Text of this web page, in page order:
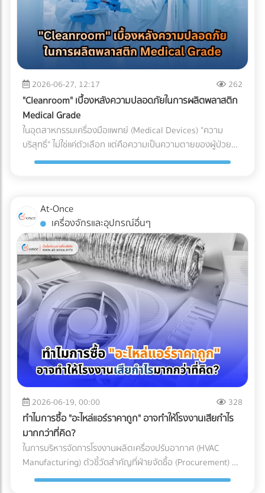
ดีเยี่ยม ป้องกันน้ำซึมผ่านได้ 100% บทสรุป การรีโนเวทดาดฟ้าให้
เป็น Rooftop ที่สวยงามและสร้างกำไรให้ธุรกิจ เป็นไอเดียที่ยอด
เยี่ยม แต่รากฐานที่สำคัญที่สุดของความสวยงามนั้นคือ "ความ
ปลอดภัยและโครงสร้างที่ปกป้องอาคารได้" การให้ความสำคัญกับ
ระบบกันซึม ตั้งแต่ขั้นตอนแรกของการออกแบบ คือการปกป้อง
เงินลงทุนก้อนใหญ่ของคุณ ให้คุณดำเนินธุรกิจได้อย่างสบายใจ
ไม่ต้องหวาดผวาทุกครั้งที่เมฆฝนตั้งเค้ามาอีกต่อไป
Economy) ได้ 100% ตอบโจทย์กฎหมายต่างประเทศได้ทันที 2.
ใช้เทคโนโลยี MDO-PE อัปเกรดความเหนียวและป้องกันรอยเจาะ
ทะลุ เพื่อแก้ปัญหาเรื่องความแข็งแรง โรงงานบรรจุภัณฑ์ยุคใหม่จะ
ใช้เทคโนโลยี MDO (Machine Direction Orientation) ในการยืด
(Puncture Resistance) จากมุมแหลมของอาหารแช่แข็ง เช่น
กระดูกหมู กุ้ง หรือเกล็ดน้ำแข็งได้ดีเทียบเท่าการใช้ไนลอนแบบ
ดั้งเดิม 3. กลยุทธ์ Downgauging (รีดความหนา ลดต้นทุน ลด
คาร์บอน) แนวทางรักษ์โลกที่โรงงานทำได้ทันทีโดยไม่ต้องเสี่ยง
เปลี่ยนวัสดุ คือการลดความหนาของฟิล์ม (Downgauging) การ
ใช้เม็ดพลาสติกเกรดพิเศษช่วยให้โรงงานผลิตฟิล์มที่บางลง (เช่น
ลดจาก 100 ไมครอน เหลือ 80 ไมครอน) แต่ยังคงความเหนียว
คาร์บอนในการส่งออกได้อย่างเห็นผล เปรียบเทียบวัสดุบรรจุ
ภัณฑ์สำหรับโรงงานอาหารแช่แข็ง บทสรุป การเปลี่ยนผ่านสู่บรรจุ
ภัณฑ์รักษ์โลกในสายการผลิตอาหารแช่แข็ง ไม่ใช่เรื่องของการ
หลับตาเลือกวัสดุที่มีป้าย Eco แปะอยู่ แต่เป็นการคำนวณเชิง
วิศวกรรมที่ต้องรักษาสมดุลระหว่าง "การรักษาสิ่งแวดล้อม" และ
"การรักษาคุณภาพอาหาร" การฝืนใช้วัสดุที่ทนความเย็นไม่ได้จน
ทำให้อาหารเสีย เกิดเป็นขยะอาหาร (Food Waste) จะสร้างผล
เสียต่อสิ่งแวดล้อมและต้นทุนของบริษัทมากกว่าตัวพลาสติกเอง
เสียอีก หัวใจสำคัญคือการเลือกพาร์ทเนอร์ด้านบรรจุภัณฑ์ที่
เข้าใจเทคโนโลยี Mono-material เพื่อผลักดันให้ธุรกิจของคุณ
เติบโตได้อย่างยั่งยืน ทั้งในแง่ของผลกำไรและการดูแลโลกใบนี้
การเลือกบรรจุภัณฑ์อาหารแช่แข็งที่ตอบโจทย์ทั้งนโยบาย ESG
และความปลอดภัยทางวิศวกรรม ไม่ใช่เรื่องที่ควรลองผิดลองถูก
คุณต้องการพาร์ทเนอร์ที่มีความเชี่ยวชาญตัวจริง เพื่อมาช่วย
ลดความเสี่ยง ป้องกันสินค้าเสียหาย และควบคุมต้นทุนของ
โรงงาน ไม่ต้องเสียเวลาค้นหาซัพพลายเออร์ทีละเจ้าให้เหนื่อย
เพราะที่ At-Once เราได้รวบรวมรายชื่อบริษัทและโรงงานชั้นนำ
กว่า 1,000 แห่งที่ให้บริการเกี่ยวข้องกับบรรจุภัณฑ์อย่างครบ
วงจรไว้ให้คุณแล้ว คลิกที่นี่!
System Code) คือรหัสตัวเลขสากลที่ใช้แยกประเภทสินค้าทั่วโลก
ซึ่งรหัสนี้จะเป็นตัวกำหนดอัตราภาษีนำเข้า-ส่งออกที่ธุรกิจต้อง
จ่าย การตีความ HS Code ไม่ใช่เรื่องตรงไปตรงมา สินค้าหนึ่งชิ้น
อาจเข้าข่ายพิกัดได้หลายหมวดหมู่ขึ้นอยู่กับวัสดุหรือการใช้งาน
(เช่น ชิ้นส่วนพลาสติกทั่วไป vs. ชิ้นส่วนพลาสติกสำหรับเครื่อง
มือแพทย์) หากระบุพิกัดผิด (สำแดงภาษีต่ำกว่าความเป็นจริง): แม้
จะเกิดจากความไม่รู้ แต่ในมุมของศุลกากรจะถือเป็นการ "หลีก
เลี่ยงภาษี" ธุรกิจอาจโดนกักตู้สินค้า (Customs Hold) โดนยึด
ของ และถูกเรียกเก็บภาษีย้อนหลังพร้อมค่าปรับที่สูงกว่ามูลค่า
สินค้าหลายเท่าตัว ซึ่งศุลกากรมีสิทธิ์ตรวจสอบย้อนหลังได้สูงสุด
ถึง 10 ปี หากระบุพิกัดผิด (สำแดงภาษีสูงเกินจริง): ธุรกิจจะต้อง
จ่ายภาษีแพงกว่าที่ควรจะเป็น ทำให้ต้นทุนสินค้าสูงขึ้นและสูญเสีย
หรือส่งออกไปยังประเทศที่มีข้อตกลงเขตการค้าเสรี (FTA) เช่น
จีน ญี่ปุ่น หรืออาเซียน ธุรกิจสามารถใช้ Certificate of Origin
(C/O) หรือหนังสือรับรองถิ่นกำเนิดสินค้า เพื่อขอลดหย่อนหรือ
ยกเว้นภาษีนำเข้าได้ ความเสี่ยง: กฎเกณฑ์ในการขอ C/O ของ
แต่ละประเทศมีความละเอียดอ่อนมาก หากกรอกข้อมูลใน
Commercial Invoice, Packing List ไม่ตรงกันเพียงจุดเดียว
หรือระบุเกณฑ์การผลิต (Origin Criteria) ผิดพลาด ปลายทาง
อาจปฏิเสธฟอร์มนั้นทันที ทำให้ผู้นำเข้าต้องจ่ายภาษีในอัตราปกติ
(MFN Rate) แบบเต็มจำนวน 3. ตกม้าตายเรื่องใบอนุญาตเฉพาะ
ทาง (Restricted Goods Licenses) สินค้าหลายประเภทไม่
สามารถนำเข้าได้ทันทีแม้จะจ่ายภาษีครบแล้วก็ตาม แต่ต้องมีใบ
อนุญาตจากหน่วยงานที่เกี่ยวข้อง เช่น อย. (FDA), มอก. (TISI),
หรือกรมวิชาการเกษตร ความเสี่ยง: หากธุรกิจสั่งของเข้ามาถึง
ท่าเรือแล้วเพิ่งทราบว่าต้องใช้ใบอนุญาต สินค้าจะถูกอายัดไว้ที่
ท่าเรือทันที สิ่งที่ตามมาคือ ค่าเสียเวลาพื้นที่ท่าเรือ
(Demurrage) และ ค่าเสียเวลาตู้ (Detention) ที่วิ่งเดินหน้าทุกวัน
(มักเริ่มต้นที่หลักพันและพุ่งสูงขึ้นเรื่อยๆ ต่อตู้ต่อวัน) หากขอใบ
อนุญาตไม่ทัน สินค้านั้นอาจถูกบังคับส่งกลับประเทศต้นทางหรือ
ถูกทำลายทิ้ง เปรียบเทียบชัดๆ: ทำเอง vs. ใช้ผู้เชี่ยวชาญ เพื่อชี้
ให้เห็นภาพชัดเจนว่าทำไมการจ้าง Freight Forwarder หรือ
2026-06-27, 12:17 262
"Cleanroom" เบื้องหลังความปลอดภัยในการผลิตพลาสติก
Medical Grade
ในอุตสาหกรรมเครื่องมือแพทย์ (Medical Devices) "ความ
บริสุทธิ์" ไม่ใช่แค่ตัวเลือก แต่คือความเป็นความตายของผู้ป่วย
แม้ว่านักวิศวกรรมวัสดุจะสามารถคิดค้นเม็ดพลาสติกเกรด
แวดล้อมที่ไม่ได้มาตรฐาน พลาสติกเหล่านั้นก็อาจกลายเป็นพาหะ
นำเชื้อโรคชั้นดี นี่คือจุดที่ "ห้องปลอดเชื้อ" หรือ "Cleanroom"
เข้ามามีบทบาทสำคัญในฐานะด่านป้อมปราการที่แข็งแกร่งที่สุด ใน
การปกป้องอุปกรณ์การแพทย์ให้รอดพ้นจากการปนเปื้อนก่อนถึง
มือแพทย์และคนไข้ Cleanroom ในอุตสาหกรรมพลาสติกการ
แพทย์ คืออะไร? Cleanroom คือห้องที่มีการควบคุมสภาพ
แวดล้อมอย่างเข้มงวด ไม่ว่าจะเป็นปริมาณฝุ่นละอองในอากาศ,
อุณหภูมิ, ความชื้น, และความดันอากาศ โดยใช้ระบบแผ่นกรอง
อากาศประสิทธิภาพสูง (HEPA หรือ ULPA Filters) เพื่อดักจับ
อนุภาคขนาดเล็กที่มองไม่เห็นด้วยตาเปล่า สำหรับการผลิต
พลาสติก Medical Grade (เช่น กระบอกฉีดยา, สายน้ำเกลือ,
หรือชิ้นส่วนรากฟันเทียม) มาตรฐานห้องปลอดเชื้อที่นิยมใช้มักจะ
อ้างอิงตามมาตรฐาน ISO 14644-1 โดยระดับที่พบได้บ่อยใน
โรงงานผลิตเครื่องมือแพทย์คือ ISO Class 7 และ ISO Class 8
ซึ่งมีการจำกัดจำนวนอนุภาคในอากาศอย่างรัดกุม เพื่อให้มั่นใจว่า
ชิ้นงานจะสะอาดที่สุด 3 เหตุผลที่ Cleanroom ขาดไม่ได้ในการ
ผลิตอุปกรณ์การแพทย์ ทำไมโรงงานรับฉีดพลาสติก (Injection
Molding) ทั่วไป ถึงไม่สามารถผลิตอุปกรณ์การแพทย์ได้? คำ
ตอบอยู่ในความเข้มงวด 3 ประการดังต่อไปนี้: 1. การควบคุม
ปริมาณเชื้อจุลินทรีย์ (Bioburden Control) ก่อนที่อุปกรณ์
At-Once
เครื่องจักรและอุปกรณ์อื่นๆ
2026-06-19, 00:00 328
ทำไมการซื้อ "อะไหล่แอร์ราคาถูก" อาจทำให้โรงงานเสียกำไร
มากกว่าที่คิด?
ในการบริหารจัดการโรงงานผลิตเครื่องปรับอากาศ (HVAC
Manufacturing) ตัวชี้วัดสำคัญที่ฝ่ายจัดซื้อ (Procurement) มัก
ถูกกดดันเสมอคือ "การลดต้นทุน (Cost Reduction)" เพื่อเพิ่ม